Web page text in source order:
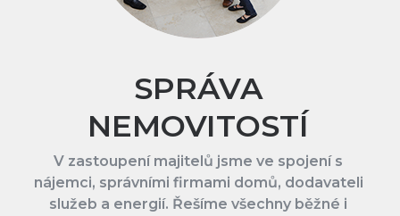
SPRÁVA
NEMOVITOSTÍ
V zastoupení majitelů jsme ve spojení s
nájemci, správními firmami domů, dodavateli
služeb a energií. Řešíme všechny běžné i